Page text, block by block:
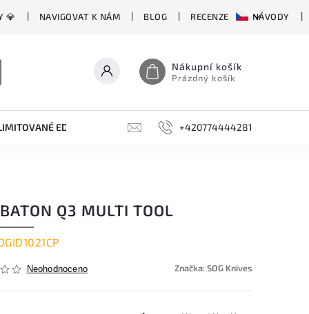
💎 NAVIGOVAT K NÁM BLOG RECENZE NÁVODY
Nákupní košík
Prázdný košík
EDICE BROUSKY, BRUSKY, OCÍLKY
+420774444281
Q3 MULTI TOOL
Neohodnoceno Značka:SOG Knives